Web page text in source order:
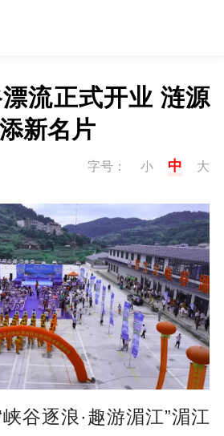
流正式开业 涟源
新名片
字号： 小 中 大
谷逐浪·趣游湄江”湄江